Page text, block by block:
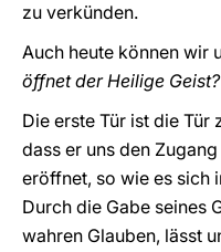
zu verkünden.
Auch heute können wir
öffnet der Heilige Geist?
Die erste Tür ist die Tür
dass er uns den
eröffnet, so wie es sich
Durch die Gabe seines
wahren Glauben, lässt